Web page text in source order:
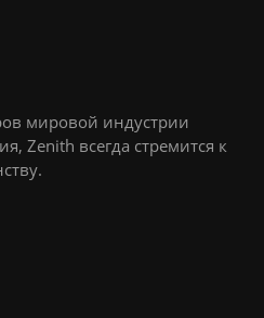
мировой индустрии
Zenith всегда стремится к